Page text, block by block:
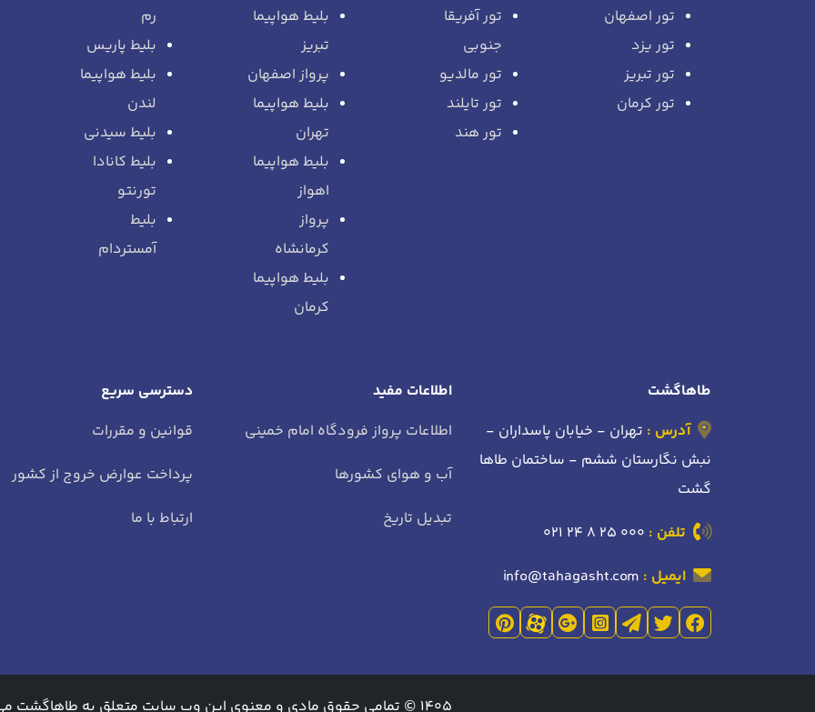
تور اصفهان
تور یزد
تور تبریز
تور کرمان
تور آفریقا
جنوبی
تور مالدیو
تور تایلند
تور هند
بلیط هواپیما
تبریز
پرواز اصفهان
بلیط هواپیما
تهران
بلیط هواپیما
اهواز
پرواز
کرمانشاه
بلیط هواپیما
کرمان
رم
بلیط پاریس
بلیط هواپیما
لندن
بلیط سیدنی
بلیط کانادا
تورنتو
بلیط
آمستردام
طاهاگشت
آدرس : تهران - خیابان پاسداران -
نبش نگارستان ششم - ساختمان طاها
گشت
تلفن : 021 24 8 25 000
ایمیل : info@tahagasht.com
اطلاعات مفید
اطلاعات پرواز فرودگاه امام خمینی
آب و هوای کشورها
تبدیل تاریخ
دسترسی سریع
قوانین و مقررات
پرداخت عوارض خروج از کشور
ارتباط با ما
1405 © تمامی حقوق مادی و معنوی این وب سایت متعلق به طاهاگشت می باشد.